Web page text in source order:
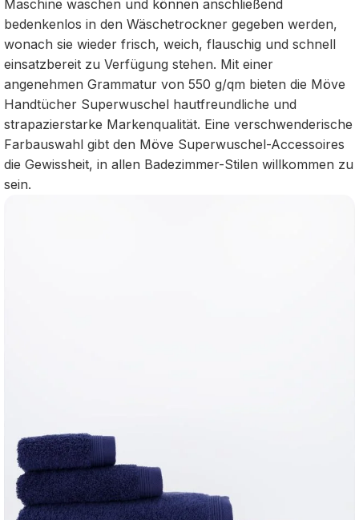
Maschine waschen und können anschließend
bedenkenlos in den Wäschetrockner gegeben werden,
wonach sie wieder frisch, weich, flauschig und schnell
einsatzbereit zu Verfügung stehen. Mit einer
angenehmen Grammatur von 550 g/qm bieten die Möve
Handtücher Superwuschel hautfreundliche und
strapazierstarke Markenqualität. Eine verschwenderische
Farbauswahl gibt den Möve Superwuschel-Accessoires
die Gewissheit, in allen Badezimmer-Stilen willkommen zu
sein.